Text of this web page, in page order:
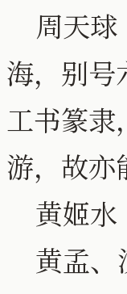
周天球
海，别号
工书篆隶
游，故亦
黄姬水
黄孟、